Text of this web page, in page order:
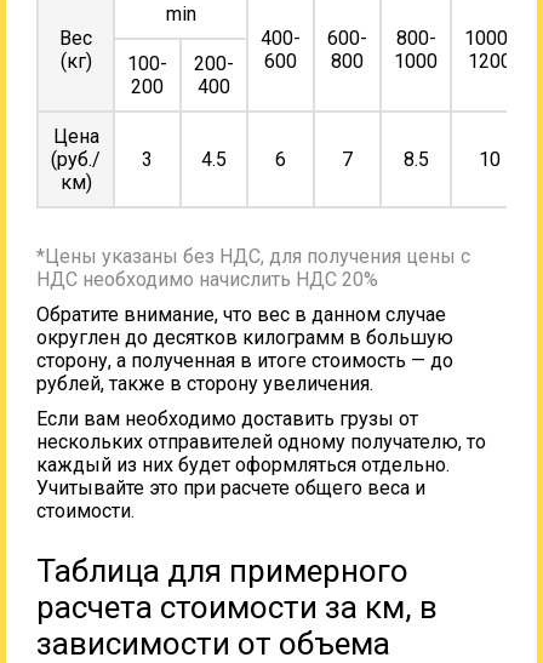
Вес
(кг)
min
400-
600
600-
800
800-
1000
1000-
1200
100-
200
200-
400
Цена
(руб./
км)
3 4.5 6 7 8.5 10
*Цены указаны без НДС, для получения цены с
НДС необходимо начислить НДС 20%
Обратите внимание, что вес в данном случае
округлен до десятков килограмм в большую
сторону, а полученная в итоге стоимость — до
рублей, также в сторону увеличения.
Если вам необходимо доставить грузы от
нескольких отправителей одному получателю, то
каждый из них будет оформляться отдельно.
Учитывайте это при расчете общего веса и
стоимости.
Таблица для примерного
расчета стоимости за км, в
зависимости от объема